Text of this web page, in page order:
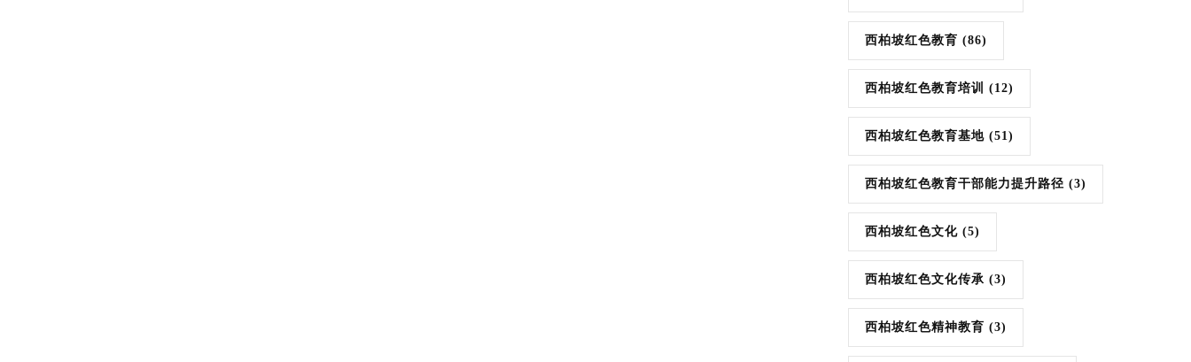
西柏坡红色教育 (86)
西柏坡红色教育培训 (12)
西柏坡红色教育基地 (51)
西柏坡红色教育干部能力提升路径 (3)
西柏坡红色文化 (5)
西柏坡红色文化传承 (3)
西柏坡红色精神教育 (3)